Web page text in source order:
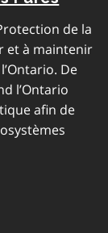
de la
et à maintenir
De
l’Ontario
afin de